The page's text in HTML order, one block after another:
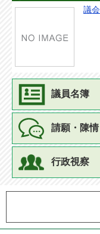
議
議員名簿
請願・陳情
行政視察